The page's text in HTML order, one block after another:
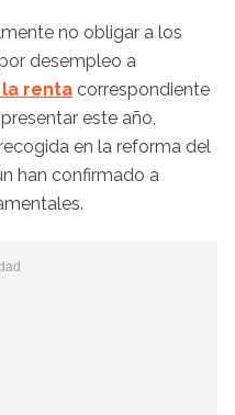
no obligar a los
desempleo a
renta correspondiente
este año,
en la reforma del
han confirmado a